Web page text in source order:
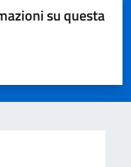
su questa